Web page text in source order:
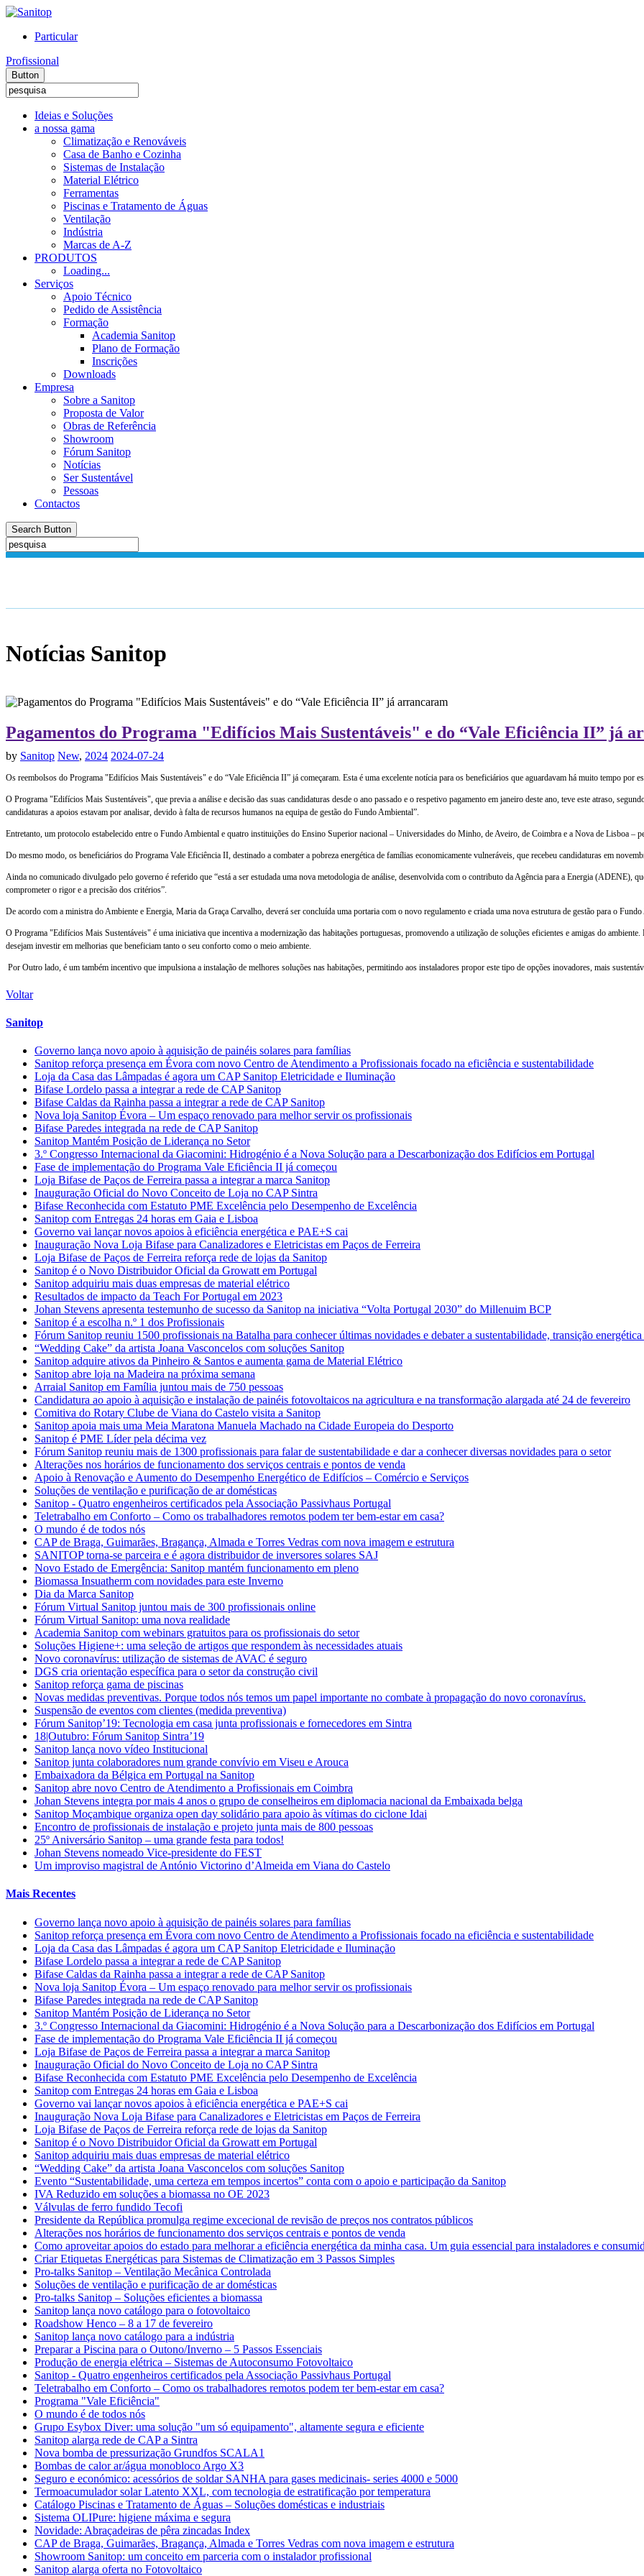
Particular
Profissional
Button
Ideias e Soluções
a nossa gama
Climatização e Renováveis
Casa de Banho e Cozinha
Sistemas de Instalação
Material Elétrico
Ferramentas
Piscinas e Tratamento de Águas
Ventilação
Indústria
Marcas de A-Z
PRODUTOS
Loading...
Serviços
Apoio Técnico
Pedido de Assistência
Formação
Academia Sanitop
Plano de Formação
Inscrições
Downloads
Empresa
Sobre a Sanitop
Proposta de Valor
Obras de Referência
Showroom
Fórum Sanitop
Notícias
Ser Sustentável
Pessoas
Contactos
Search Button
Notícias Sanitop
Pagamentos do Programa "Edifícios Mais Sustentáveis" e do “Vale Eficiência II” já
by Sanitop New, 2024 2024-07-24
Os reembolsos do Programa "Edifícios Mais Sustentáveis" e do “Vale Eficiência II” já começaram. Esta é uma excelente notícia para os beneficiários que aguardavam há muito tempo por
O Programa "Edifícios Mais Sustentáveis", que previa a análise e decisão das suas candidaturas desde o ano passado e o respetivo pagamento em janeiro deste ano, teve este atraso,
candidaturas a apoios estavam por analisar, devido à falta de recursos humanos na equipa de gestão do Fundo Ambiental”.
Entretanto, um protocolo estabelecido entre o Fundo Ambiental e quatro instituições do Ensino Superior nacional – Universidades do Minho, de Aveiro, de Coimbra e a Nova de Lisboa –
Do mesmo modo, os beneficiários do Programa Vale Eficiência II, destinado a combater a pobreza energética de famílias economicamente vulneráveis, que recebeu candidaturas em
Ainda no comunicado divulgado pelo governo é referido que “está a ser estudada uma nova metodologia de análise, desenvolvida com o contributo da Agência para a Energia (ADENE),
comprometer o rigor e a precisão dos critérios”.
De acordo com a ministra do Ambiente e Energia, Maria da Graça Carvalho, deverá ser concluída uma portaria com o novo regulamento e criada uma nova estrutura de gestão para o Fundo
O Programa "Edifícios Mais Sustentáveis" é uma iniciativa que incentiva a modernização das habitações portuguesas, promovendo a utilização de soluções eficientes e amigas do
desejam investir em melhorias que beneficiam tanto o seu conforto como o meio ambiente.
Por Outro lado, é um também incentivo que impulsiona a instalação de melhores soluções nas habitações, permitindo aos instaladores propor este tipo de opções inovadores, mais
Voltar
Sanitop
Governo lança novo apoio à aquisição de painéis solares para famílias
Sanitop reforça presença em Évora com novo Centro de Atendimento a Profissionais focado na eficiência e sustentabilidade
Loja da Casa das Lâmpadas é agora um CAP Sanitop Eletricidade e Iluminação
Bifase Lordelo passa a integrar a rede de CAP Sanitop
Bifase Caldas da Rainha passa a integrar a rede de CAP Sanitop
Nova loja Sanitop Évora – Um espaço renovado para melhor servir os profissionais
Bifase Paredes integrada na rede de CAP Sanitop
Sanitop Mantém Posição de Liderança no Setor
3.º Congresso Internacional da Giacomini: Hidrogénio é a Nova Solução para a Descarbonização dos Edifícios em Portugal
Fase de implementação do Programa Vale Eficiência II já começou
Loja Bifase de Paços de Ferreira passa a integrar a marca Sanitop
Inauguração Oficial do Novo Conceito de Loja no CAP Sintra
Bifase Reconhecida com Estatuto PME Excelência pelo Desempenho de Excelência
Sanitop com Entregas 24 horas em Gaia e Lisboa
Governo vai lançar novos apoios à eficiência energética e PAE+S cai
Inauguração Nova Loja Bifase para Canalizadores e Eletricistas em Paços de Ferreira
Loja Bifase de Paços de Ferreira reforça rede de lojas da Sanitop
Sanitop é o Novo Distribuidor Oficial da Growatt em Portugal
Sanitop adquiriu mais duas empresas de material elétrico
Resultados de impacto da Teach For Portugal em 2023
Johan Stevens apresenta testemunho de sucesso da Sanitop na iniciativa “Volta Portugal 2030” do Millenuim BCP
Sanitop é a escolha n.º 1 dos Profissionais
Fórum Sanitop reuniu 1500 profissionais na Batalha para conhecer últimas novidades e debater a sustentabilidade, transição
“Wedding Cake” da artista Joana Vasconcelos com soluções Sanitop
Sanitop adquire ativos da Pinheiro & Santos e aumenta gama de Material Elétrico
Sanitop abre loja na Madeira na próxima semana
Arraial Sanitop em Família juntou mais de 750 pessoas
Candidatura ao apoio à aquisição e instalação de painéis fotovoltaicos na agricultura e na transformação alargada até 24 de fevereiro
Comitiva do Rotary Clube de Viana do Castelo visita a Sanitop
Sanitop apoia mais uma Meia Maratona Manuela Machado na Cidade Europeia do Desporto
Sanitop é PME Líder pela décima vez
Fórum Sanitop reuniu mais de 1300 profissionais para falar de sustentabilidade e dar a conhecer diversas novidades para o setor
Alterações nos horários de funcionamento dos serviços centrais e pontos de venda
Apoio à Renovação e Aumento do Desempenho Energético de Edifícios – Comércio e Serviços
Soluções de ventilação e purificação de ar domésticas
Sanitop - Quatro engenheiros certificados pela Associação Passivhaus Portugal
Teletrabalho em Conforto – Como os trabalhadores remotos podem ter bem-estar em casa?
O mundo é de todos nós
CAP de Braga, Guimarães, Bragança, Almada e Torres Vedras com nova imagem e estrutura
SANITOP torna-se parceira e é agora distribuidor de inversores solares SAJ
Novo Estado de Emergência: Sanitop mantém funcionamento em pleno
Biomassa Insuatherm com novidades para este Inverno
Dia da Marca Sanitop
Fórum Virtual Sanitop juntou mais de 300 profissionais online
Fórum Virtual Sanitop: uma nova realidade
Academia Sanitop com webinars gratuitos para os profissionais do setor
Soluções Higiene+: uma seleção de artigos que respondem às necessidades atuais
Novo coronavírus: utilização de sistemas de AVAC é seguro
DGS cria orientação específica para o setor da construção civil
Sanitop reforça gama de piscinas
Novas medidas preventivas. Porque todos nós temos um papel importante no combate à propagação do novo coronavírus.
Suspensão de eventos com clientes (medida preventiva)
Fórum Sanitop’19: Tecnologia em casa junta profissionais e fornecedores em Sintra
18|Outubro: Fórum Sanitop Sintra’19
Sanitop lança novo vídeo Institucional
Sanitop junta colaboradores num grande convívio em Viseu e Arouca
Embaixadora da Bélgica em Portugal na Sanitop
Sanitop abre novo Centro de Atendimento a Profissionais em Coimbra
Johan Stevens integra por mais 4 anos o grupo de conselheiros em diplomacia nacional da Embaixada belga
Sanitop Moçambique organiza open day solidário para apoio às vítimas do ciclone Idai
Encontro de profissionais de instalação e projeto junta mais de 800 pessoas
25º Aniversário Sanitop – uma grande festa para todos!
Johan Stevens nomeado Vice-presidente do FEST
Um improviso magistral de António Victorino d’Almeida em Viana do Castelo
Mais Recentes
Governo lança novo apoio à aquisição de painéis solares para famílias
Sanitop reforça presença em Évora com novo Centro de Atendimento a Profissionais focado na eficiência e sustentabilidade
Loja da Casa das Lâmpadas é agora um CAP Sanitop Eletricidade e Iluminação
Bifase Lordelo passa a integrar a rede de CAP Sanitop
Bifase Caldas da Rainha passa a integrar a rede de CAP Sanitop
Nova loja Sanitop Évora – Um espaço renovado para melhor servir os profissionais
Bifase Paredes integrada na rede de CAP Sanitop
Sanitop Mantém Posição de Liderança no Setor
3.º Congresso Internacional da Giacomini: Hidrogénio é a Nova Solução para a Descarbonização dos Edifícios em Portugal
Fase de implementação do Programa Vale Eficiência II já começou
Loja Bifase de Paços de Ferreira passa a integrar a marca Sanitop
Inauguração Oficial do Novo Conceito de Loja no CAP Sintra
Bifase Reconhecida com Estatuto PME Excelência pelo Desempenho de Excelência
Sanitop com Entregas 24 horas em Gaia e Lisboa
Governo vai lançar novos apoios à eficiência energética e PAE+S cai
Inauguração Nova Loja Bifase para Canalizadores e Eletricistas em Paços de Ferreira
Loja Bifase de Paços de Ferreira reforça rede de lojas da Sanitop
Sanitop é o Novo Distribuidor Oficial da Growatt em Portugal
Sanitop adquiriu mais duas empresas de material elétrico
“Wedding Cake” da artista Joana Vasconcelos com soluções Sanitop
Evento “Sustentabilidade, uma certeza em tempos incertos” conta com o apoio e participação da Sanitop
IVA Reduzido em soluções a biomassa no OE 2023
Válvulas de ferro fundido Tecofi
Presidente da República promulga regime excecional de revisão de preços nos contratos públicos
Alterações nos horários de funcionamento dos serviços centrais e pontos de venda
Como aproveitar apoios do estado para melhorar a eficiência energética da minha casa. Um guia essencial para instaladores e
Criar Etiquetas Energéticas para Sistemas de Climatização em 3 Passos Simples
Pro-talks Sanitop – Ventilação Mecânica Controlada
Soluções de ventilação e purificação de ar domésticas
Pro-talks Sanitop – Soluções eficientes a biomassa
Sanitop lança novo catálogo para o fotovoltaico
Roadshow Henco – 8 a 17 de fevereiro
Sanitop lança novo catálogo para a indústria
Preparar a Piscina para o Outono/Inverno – 5 Passos Essenciais
Produção de energia elétrica – Sistemas de Autoconsumo Fotovoltaico
Sanitop - Quatro engenheiros certificados pela Associação Passivhaus Portugal
Teletrabalho em Conforto – Como os trabalhadores remotos podem ter bem-estar em casa?
Programa "Vale Eficiência"
O mundo é de todos nós
Grupo Esybox Diver: uma solução "um só equipamento", altamente segura e eficiente
Sanitop alarga rede de CAP a Sintra
Nova bomba de pressurização Grundfos SCALA1
Bombas de calor ar/água monobloco Argo X3
Seguro e económico: acessórios de soldar SANHA para gases medicinais- series 4000 e 5000
Termoacumulador solar Latento XXL, com tecnologia de estratificação por temperatura
Catálogo Piscinas e Tratamento de Águas – Soluções domésticas e industriais
Sistema OLIPure: higiene máxima e segura
Novidade: Abraçadeiras de pêra zincadas Index
CAP de Braga, Guimarães, Bragança, Almada e Torres Vedras com nova imagem e estrutura
Showroom Sanitop: um conceito em parceria com o instalador profissional
Sanitop alarga oferta no Fotovoltaico